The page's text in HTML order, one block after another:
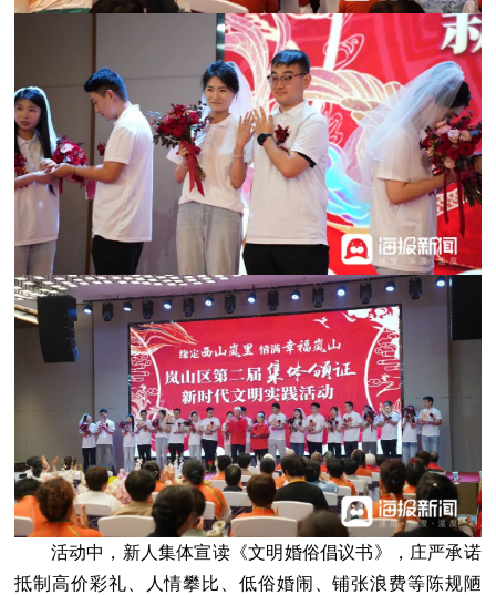
活动中，新人集体宣读《文明婚俗倡议书》，庄严承诺
抵制高价彩礼、人情攀比、低俗婚闹、铺张浪费等陈规陋